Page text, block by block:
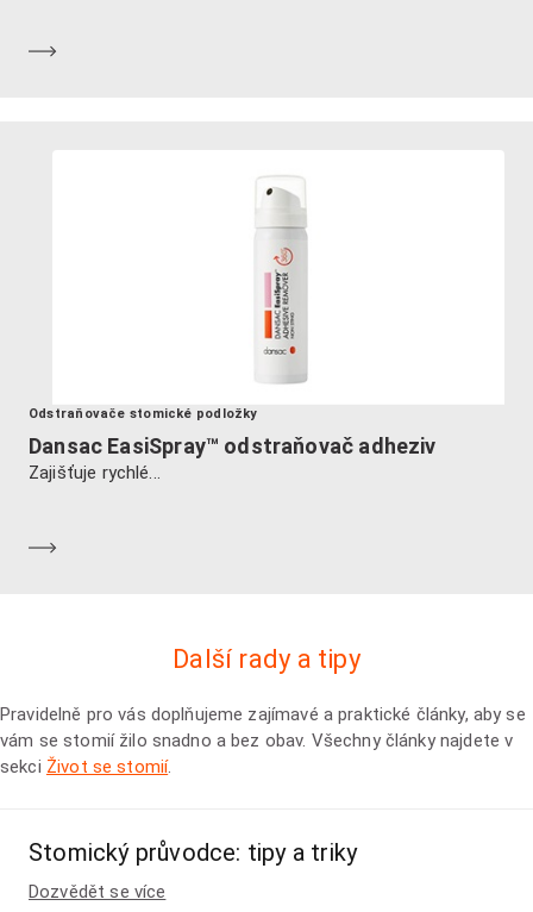
Odstraňovače stomické podložky
Dansac EasiSpray™ odstraňovač adheziv
Zajišťuje rychlé...
Další rady a tipy
Pravidelně pro vás doplňujeme zajímavé a praktické články, aby se
vám se stomií žilo snadno a bez obav. Všechny články najdete v
sekci Život se stomií.
Stomický průvodce: tipy a triky
Dozvědět se více